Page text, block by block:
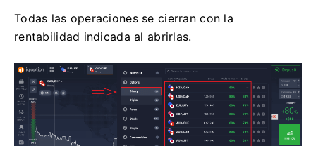
Todas las operaciones se cierran con la
rentabilidad indicada al abrirlas.